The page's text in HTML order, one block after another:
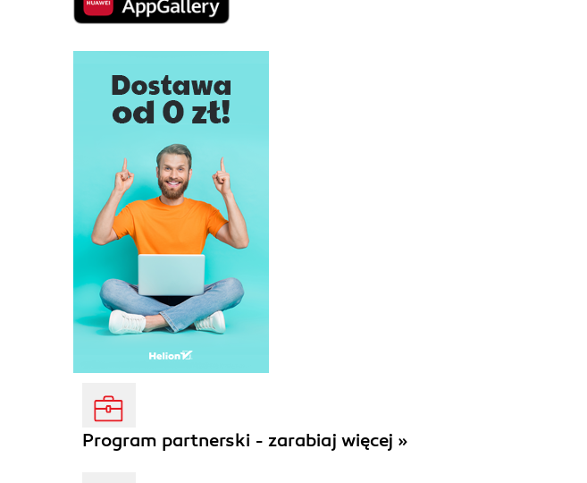
Program partnerski - zarabiaj więcej »